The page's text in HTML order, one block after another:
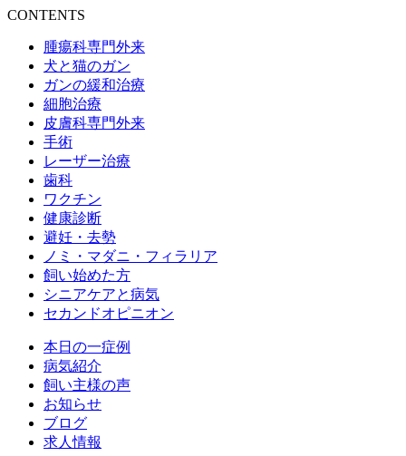
CONTENTS
腫瘍科専門外来
犬と猫のガン
ガンの緩和治療
細胞治療
皮膚科専門外来
手術
レーザー治療
歯科
ワクチン
健康診断
避妊・去勢
ノミ・マダニ・フィラリア
飼い始めた方
シニアケアと病気
セカンドオピニオン
本日の一症例
病気紹介
飼い主様の声
お知らせ
ブログ
求人情報